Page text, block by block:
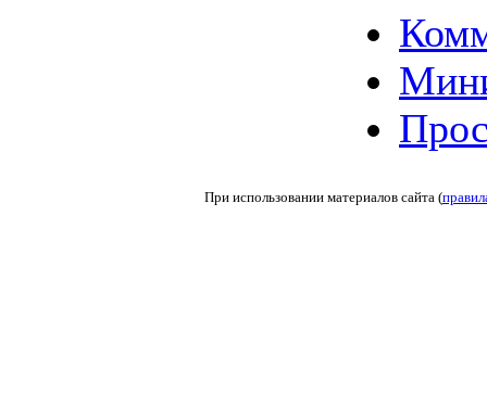
При использовании материалов сайта (